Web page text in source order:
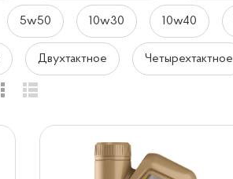
5w50 10w30 10w40
Двухтактное Четырехтактное